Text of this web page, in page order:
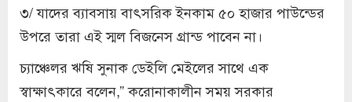
৩/ যাদের ব্যাবসায় বাৎসরিক ইনকাম ৫০ হাজার পাউন্ডের
উপরে তারা এই স্মল বিজনেস গ্রান্ড পাবেন না।
চ্যাঞ্চেলর ঋষি সুনাক ডেইলি মেইলের সাথে এক
স্বাক্ষাৎকারে বলেন,” করোনাকালীন সময় সরকার